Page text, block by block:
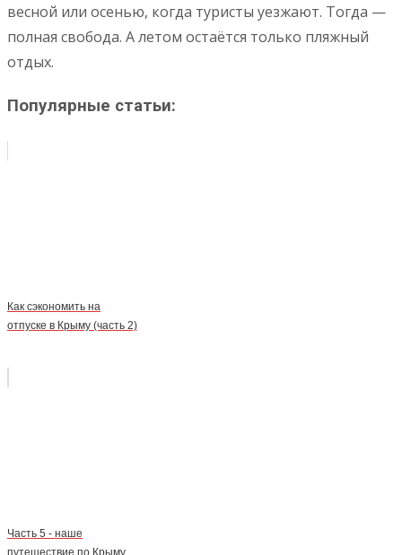
весной или осенью, когда туристы уезжают. Тогда —
полная свобода. А летом остаётся только пляжный
отдых.
Популярные статьи:
Как сэкономить на
отпуске в Крыму (часть 2)
Часть 5 - наше
путешествие по Крыму